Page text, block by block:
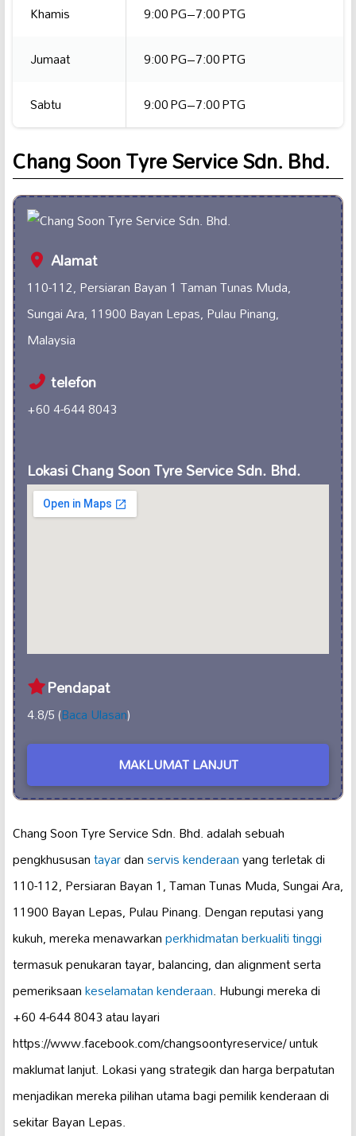
Khamis
9:00 PG–7:00 PTG
Jumaat
9:00 PG–7:00 PTG
Sabtu
9:00 PG–7:00 PTG
Chang Soon Tyre Service Sdn. Bhd.
Alamat
110-112, Persiaran Bayan 1 Taman Tunas Muda,
Sungai Ara, 11900 Bayan Lepas, Pulau Pinang,
Malaysia
telefon
+60 4-644 8043
Lokasi Chang Soon Tyre Service Sdn. Bhd.
Pendapat
4.8/5 (Baca Ulasan)
MAKLUMAT LANJUT
Chang Soon Tyre Service Sdn. Bhd. adalah sebuah
pengkhususantayardanservis kenderaanyang terletak di
110-112, Persiaran Bayan 1, Taman Tunas Muda, Sungai Ara,
11900 Bayan Lepas, Pulau Pinang. Dengan reputasi yang
kukuh, mereka menawarkanperkhidmatan berkualiti tinggi
termasuk penukaran tayar, balancing, dan alignment serta
pemeriksaankeselamatan kenderaan. Hubungi mereka di
+60 4-644 8043 atau layari
https://www.facebook.com/changsoontyreservice/ untuk
maklumat lanjut. Lokasi yang strategik dan harga berpatutan
menjadikan mereka pilihan utama bagi pemilik kenderaan di
sekitar Bayan Lepas.